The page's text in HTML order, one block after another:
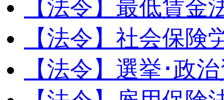
【法令】最低賃金
【法令】社会保険
【法令】選挙･政